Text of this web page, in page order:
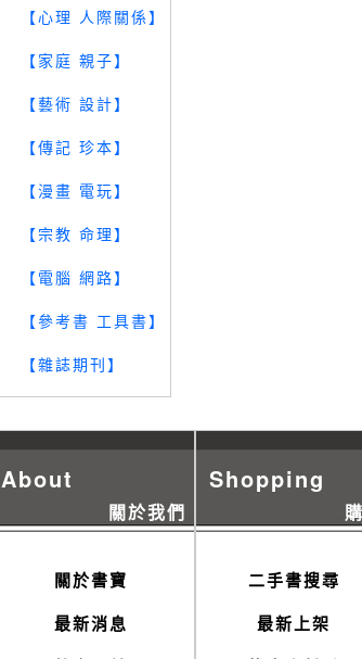
【心理 人際關係】
【家庭 親子】
【藝術 設計】
【傳記 珍本】
【漫畫 電玩】
【宗教 命理】
【電腦 網路】
【參考書 工具書】
【雜誌期刊】
About
關於我們
關於書寶
最新消息
Shopping
二手書搜尋
最新上架